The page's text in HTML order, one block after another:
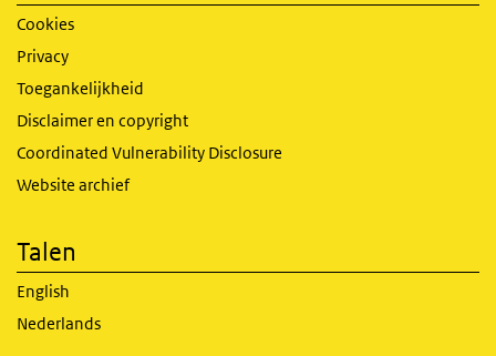
Cookies
Privacy
Toegankelijkheid
Disclaimer en copyright
Coordinated Vulnerability Disclosure
Website archief
Talen
English
Nederlands